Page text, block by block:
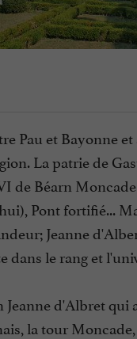
Pau et Bayonne
La patrie de
de Béarn
Pont fortifié...
Jeanne
dans le rang et
d'Albret
la tour